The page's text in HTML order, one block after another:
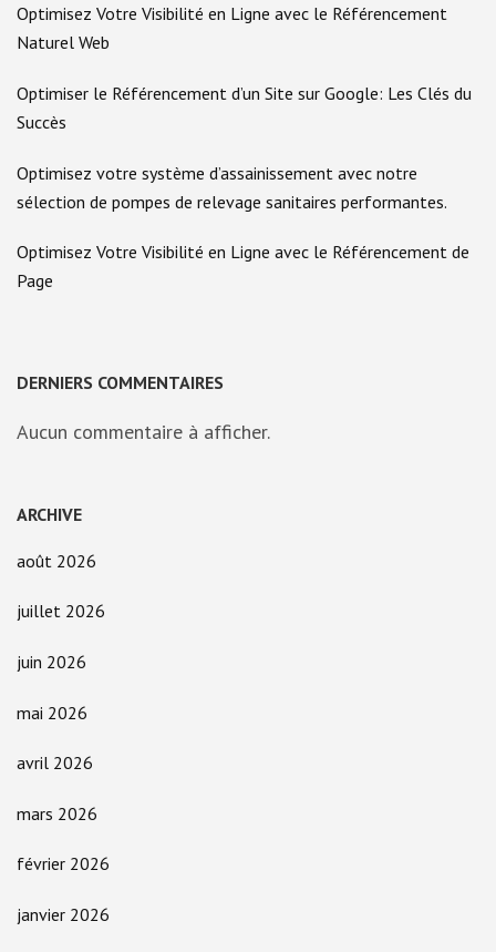
Optimisez Votre Visibilité en Ligne avec le Référencement
Naturel Web
Optimiser le Référencement d’un Site sur Google: Les Clés du
Succès
Optimisez votre système d’assainissement avec notre
sélection de pompes de relevage sanitaires performantes.
Optimisez Votre Visibilité en Ligne avec le Référencement de
Page
DERNIERS COMMENTAIRES
Aucun commentaire à afficher.
ARCHIVE
août 2026
juillet 2026
juin 2026
mai 2026
avril 2026
mars 2026
février 2026
janvier 2026